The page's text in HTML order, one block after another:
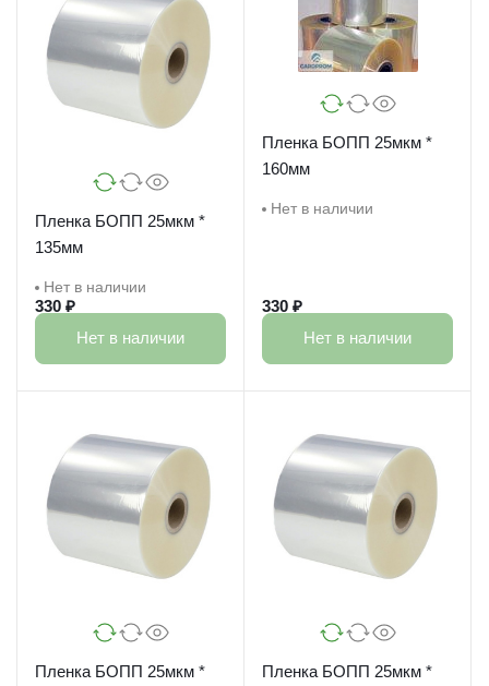
Пленка БОПП 25мкм *
135мм
Нет в наличии
330 ₽
Нет в наличии
Пленка БОПП 25мкм *
160мм
Нет в наличии
330 ₽
Нет в наличии
Пленка БОПП 25мкм *
Пленка БОПП 25мкм *